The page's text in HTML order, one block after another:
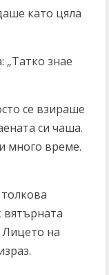
като цяла
„Татко знае
се взираше
си чаша.
много време.
вятърната
Лицето на